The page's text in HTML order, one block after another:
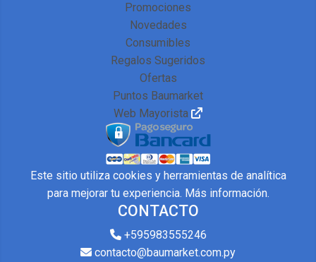
Promociones
Novedades
Consumibles
Regalos Sugeridos
Ofertas
Puntos Baumarket
Web Mayorista
CONTACTO
+595983555246
contacto@baumarket.com.py
Este sitio utiliza cookies y herramientas de analítica
para mejorar tu experiencia. Más información.